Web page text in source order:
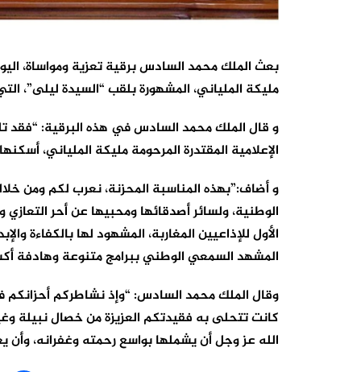
مليكة الملياني، المشهورة بلقب “السيدة ليلى”، التي
و قال الملك محمد السادس في هذه البرقية: “فقد
الإعلامية المقتدرة المرحومة مليكة الملياني،
و أضاف:”بهذه المناسبة المحزنة، نعرب لكم ومن
الوطنية، ولسائر أصدقائها ومحبيها عن أحر
الأول للإذاعيين المغاربة، المشهود لها بالكفاءة
المشهد السمعي الوطني ببرامج متنوعة وهادفة
وقال الملك محمد السادس: “وإذ نشاطركم أحزانكم
كانت تتحلى به فقيدتكم العزيزة من خصال نبيلة
الله عز وجل أن يشملها بواسع رحمته وغفرانه،